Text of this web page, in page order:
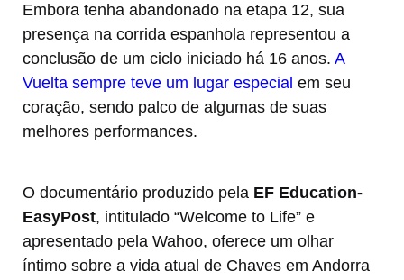
Embora tenha abandonado na etapa 12, sua
presença na corrida espanhola representou a
conclusão de um ciclo iniciado há 16 anos. A
Vuelta sempre teve um lugar especial em seu
coração, sendo palco de algumas de suas
melhores performances.
O documentário produzido pela EF Education-
EasyPost, intitulado “Welcome to Life” e
apresentado pela Wahoo, oferece um olhar
íntimo sobre a vida atual de Chaves em Andorra